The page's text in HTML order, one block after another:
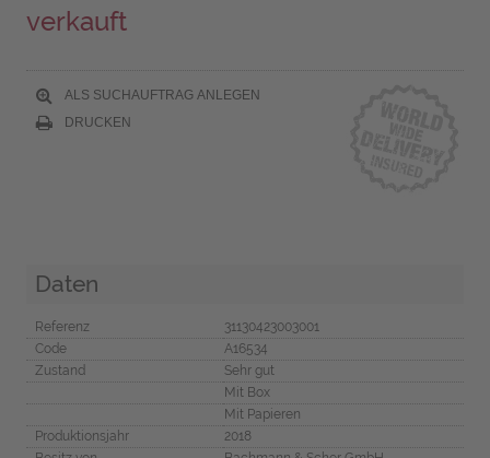
verkauft
ALS SUCHAUFTRAG ANLEGEN
DRUCKEN
Daten
Referenz
31130423003001
Code
A16534
Zustand
Sehr gut
Mit Box
Mit Papieren
Produktionsjahr
2018